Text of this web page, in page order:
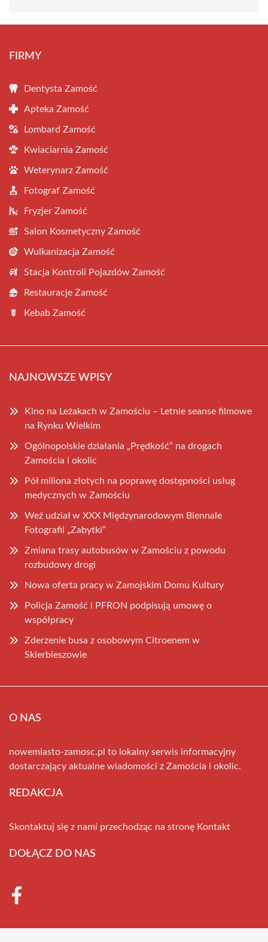
FIRMY
Dentysta Zamość
Apteka Zamość
Lombard Zamość
Kwiaciarnia Zamość
Weterynarz Zamość
Fotograf Zamość
Fryzjer Zamość
Salon Kosmetyczny Zamość
Wulkanizacja Zamość
Stacja Kontroli Pojazdów Zamość
Restauracje Zamość
Kebab Zamość
NAJNOWSZE WPISY
Kino na Leżakach w Zamościu – Letnie seanse filmowe
na Rynku Wielkim
Ogólnopolskie działania „Prędkość” na drogach
Zamościa i okolic
Pół miliona złotych na poprawę dostępności usług
medycznych w Zamościu
Weź udział w XXX Międzynarodowym Biennale
Fotografii „Zabytki”
Zmiana trasy autobusów w Zamościu z powodu
rozbudowy drogi
Nowa oferta pracy w Zamojskim Domu Kultury
Policja Zamość i PFRON podpisują umowę o
współpracy
Zderzenie busa z osobowym Citroenem w
Skierbieszowie
O NAS
nowemiasto-zamosc.pl to lokalny serwis informacyjny
dostarczający aktualne wiadomości z Zamościa i okolic.
REDAKCJA
Skontaktuj się z nami przechodząc na stronę Kontakt
DOŁĄCZ DO NAS